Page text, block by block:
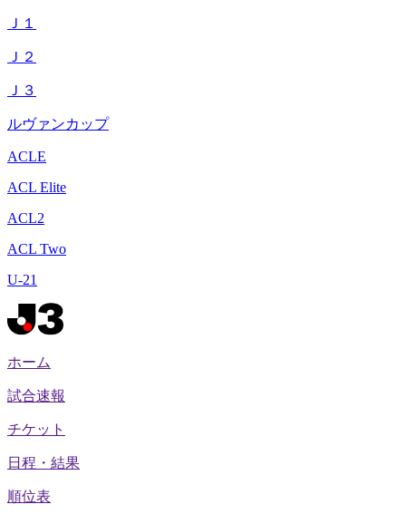
Ｊ１
Ｊ２
Ｊ３
ルヴァンカップ
ACLE
ACL Elite
ACL2
ACL Two
U-21
ホーム
試合速報
チケット
日程・結果
順位表